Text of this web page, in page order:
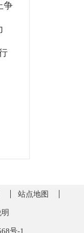
争
站点地图
号-1